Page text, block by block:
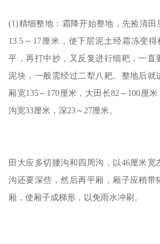
(1)精细整地：霜降开始整地，先捡清
13.5～17厘米，使下层泥土经霜冻变
平，再打中抄，又反复进行细耙，一直
泥块，一般需经过二犁八耙。整地后就
厢宽135～170厘米，大田长82～100厘
沟宽33厘米，深23～27厘米。
田大应多切腰沟和四周沟，以46厘米
沟还要深些，然后再平厢，厢子应稍带
厢，使厢子成梯形，以免雨水冲刷。